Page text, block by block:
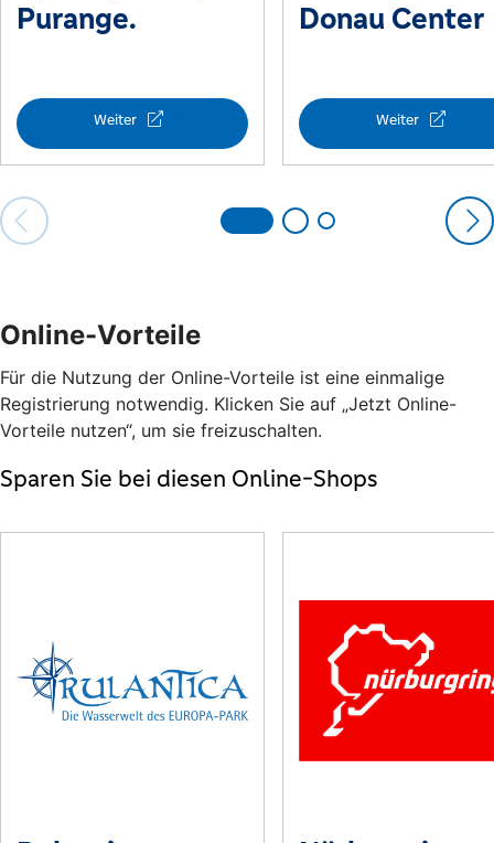
Online-Vorteile
Für die Nutzung der Online-Vorteile ist eine einmalige
Registrierung notwendig. Klicken Sie auf „Jetzt Online-
Vorteile nutzen“, um sie freizuschalten.